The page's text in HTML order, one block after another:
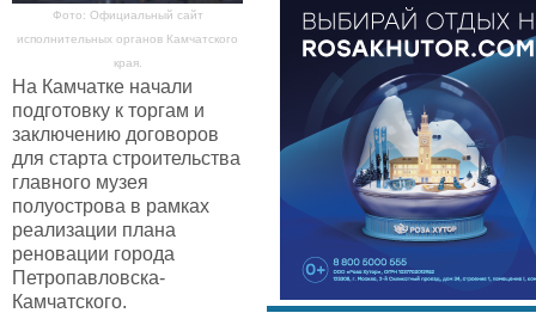
Фото: Официальный сайт
исполнительных органов Камчатского
края.
На Камчатке начали
подготовку к торгам и
заключению договоров
для старта строительства
главного музея
полуострова в рамках
реализации плана
реновации города
Петропавловска-
Камчатского.